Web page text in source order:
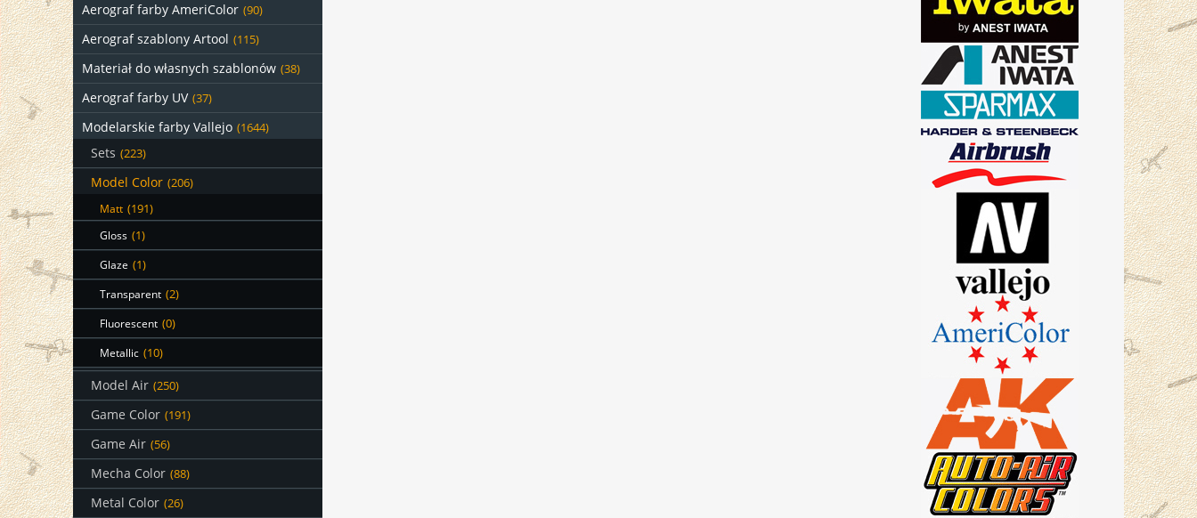
Aerograf farby AmeriColor (90)
Aerograf szablony Artool (115)
Materiał do własnych szablonów (38)
Aerograf farby UV (37)
Modelarskie farby Vallejo (1644)
Sets (223)
Model Color (206)
Matt (191)
Gloss (1)
Glaze (1)
Transparent (2)
Fluorescent (0)
Metallic (10)
Model Air (250)
Game Color (191)
Game Air (56)
Mecha Color (88)
Metal Color (26)